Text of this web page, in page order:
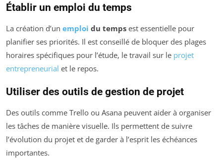
Établir un emploi du temps
La création d’un emploi du temps est essentielle pour
planifier ses priorités. Il est conseillé de bloquer des plages
horaires spécifiques pour l’étude, le travail sur le projet
entrepreneurial et le repos.
Utiliser des outils de gestion de projet
Des outils comme Trello ou Asana peuvent aider à organiser
les tâches de manière visuelle. Ils permettent de suivre
l’évolution du projet et de garder à l’esprit les échéances
importantes.